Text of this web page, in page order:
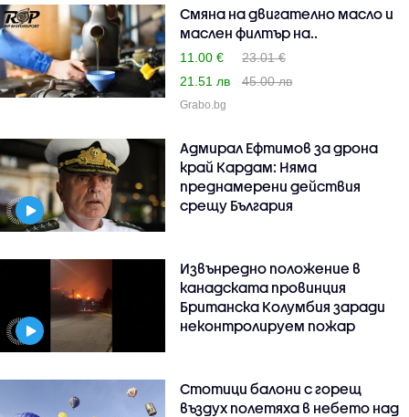
Смяна на двигателно масло и
маслен филтър на..
11.00 €
23.01 €
21.51 лв
45.00 лв
Grabo.bg
Адмирал Ефтимов за дрона
край Кардам: Няма
преднамерени действия
срещу България
Извънредно положение в
канадската провинция
Британска Колумбия заради
неконтролируем пожар
Стотици балони с горещ
въздух полетяха в небето над